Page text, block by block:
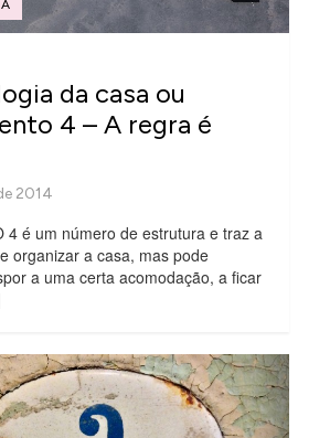
da casa ou
4 – A regra é
4 é um número de estrutura e traz a
organizar a casa, mas pode
a uma certa acomodação, a ficar